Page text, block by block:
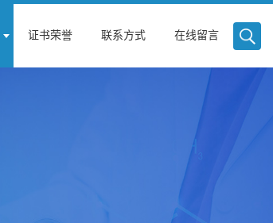
证书荣誉 联系方式 在线留言